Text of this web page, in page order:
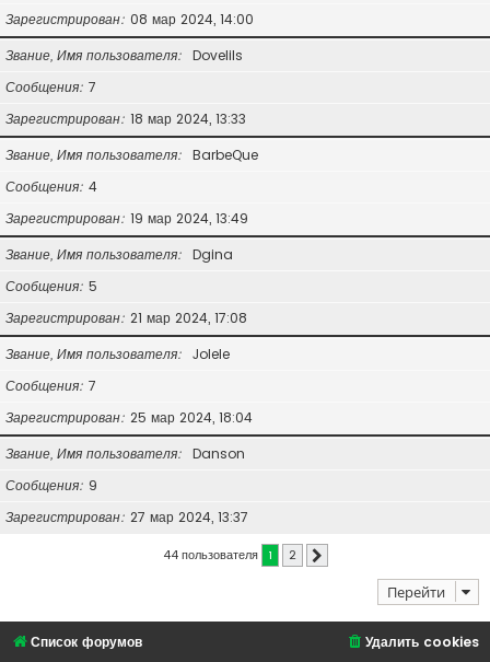
Зарегистрирован 08 мар 2024, 14:00
Звание, Имя пользователя
Dovelils
Сообщения 7
Зарегистрирован 18 мар 2024, 13:33
Звание, Имя пользователя
BarbeQue
Сообщения 4
Зарегистрирован 19 мар 2024, 13:49
Звание, Имя пользователя
Dgina
Сообщения 5
Зарегистрирован 21 мар 2024, 17:08
Звание, Имя пользователя
Jolele
Сообщения 7
Зарегистрирован 25 мар 2024, 18:04
Звание, Имя пользователя
Danson
Сообщения 9
Зарегистрирован 27 мар 2024, 13:37
44 пользователя 1 2
Перейти
Список форумов Удалить cookies